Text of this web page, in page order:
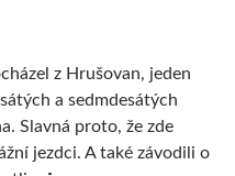
z Hrušovan, jeden
a sedmdesátých
Slavná proto, že zde
jezdci. A také závodili o